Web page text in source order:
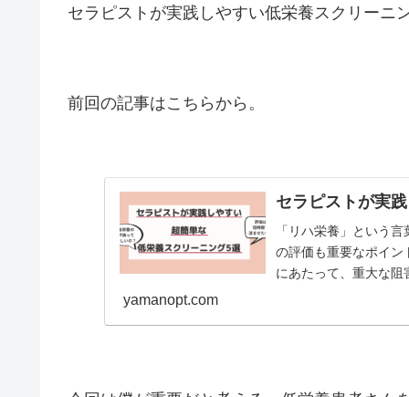
セラピストが実践しやすい低栄養スクリーニ
前回の記事はこちらから。
セラピストが実
「リハ栄養」という
の評価も重要なポイン
にあたって、重大な
yamanopt.com